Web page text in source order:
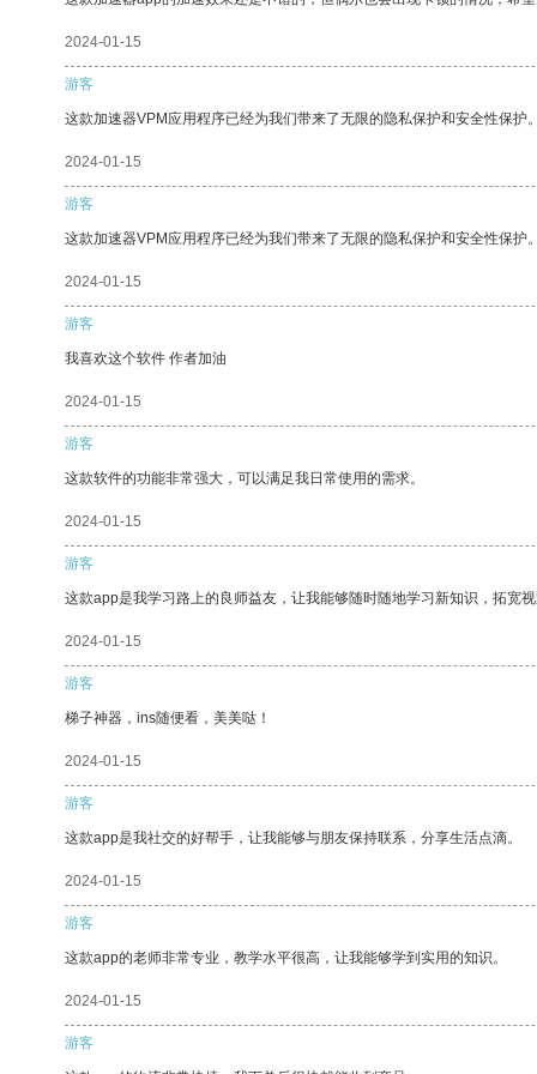
2024-01-15
游客
这款加速器VPM应用程序已经为我们带来了无限的隐私保护和安全性保护
2024-01-15
游客
这款加速器VPM应用程序已经为我们带来了无限的隐私保护和安全性保护
2024-01-15
游客
我喜欢这个软件 作者加油
2024-01-15
游客
这款软件的功能非常强大，可以满足我日常使用的需求。
2024-01-15
游客
这款app是我学习路上的良师益友，让我能够随时随地学习新知识，拓宽
2024-01-15
游客
梯子神器，ins随便看，美美哒！
2024-01-15
游客
这款app是我社交的好帮手，让我能够与朋友保持联系，分享生活点滴。
2024-01-15
游客
这款app的老师非常专业，教学水平很高，让我能够学到实用的知识。
2024-01-15
游客